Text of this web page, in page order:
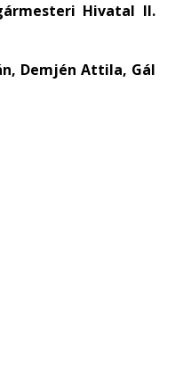
Hivatal II.
Demjén Attila, Gál